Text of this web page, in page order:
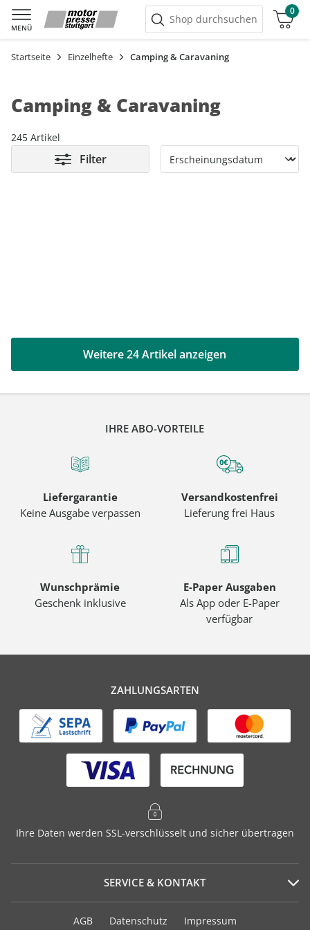
MENÜ
Shop durchsuchen
0
Warenkorb
Startseite Einzelhefte Camping & Caravaning
Camping & Caravaning
245 Artikel
Filter
Weitere 24 Artikel anzeigen
IHRE ABO-VORTEILE
Liefergarantie
Keine Ausgabe verpassen
Versandkostenfrei
Lieferung frei Haus
Wunschprämie
Geschenk inklusive
E-Paper Ausgaben
Als App oder E-Paper
verfügbar
ZAHLUNGSARTEN
Ihre Daten werden SSL-verschlüsselt und sicher übertragen
SERVICE & KONTAKT
Serviceportal
AGB Datenschutz Impressum